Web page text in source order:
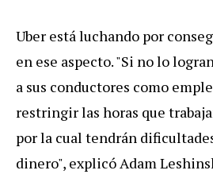
Uber está luchando por
en ese aspecto. "Si no lo
a sus conductores como
restringir las horas que
por la cual tendrán
dinero", explicó Adam